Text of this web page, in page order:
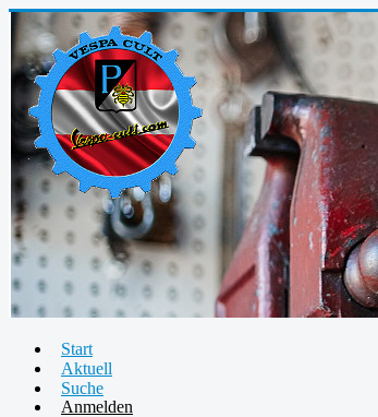
Start
Aktuell
Suche
Anmelden